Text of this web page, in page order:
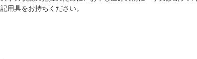
用具をお持ちください。